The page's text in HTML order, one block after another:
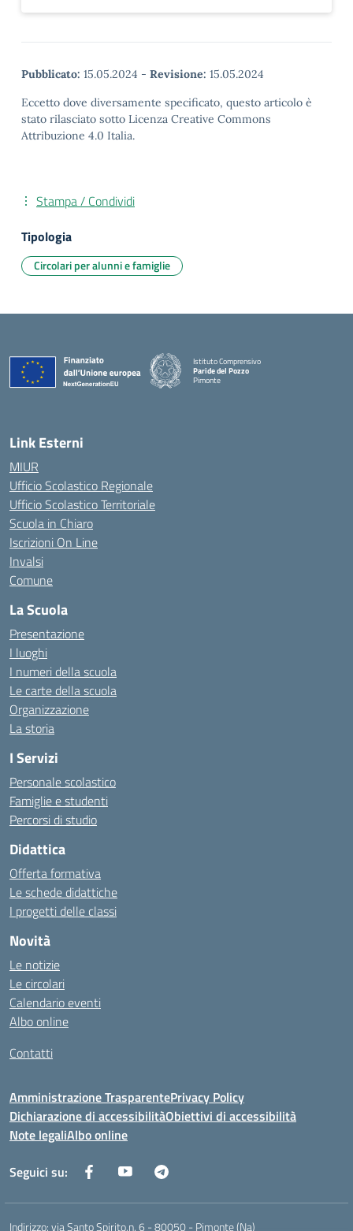
Pubblicato: 15.05.2024 - Revisione: 15.05.2024
Eccetto dove diversamente specificato, questo articolo è
stato rilasciato sotto Licenza Creative Commons
Attribuzione 4.0 Italia.
Stampa / Condividi
Tipologia
Circolari per alunni e famiglie
Istituto Comprensivo
Paride del Pozzo
Pimonte
Link Esterni
MIUR
Ufficio Scolastico Regionale
Ufficio Scolastico Territoriale
Scuola in Chiaro
Iscrizioni On Line
Invalsi
Comune
La Scuola
Presentazione
I luoghi
I numeri della scuola
Le carte della scuola
Organizzazione
La storia
I Servizi
Personale scolastico
Famiglie e studenti
Percorsi di studio
Didattica
Offerta formativa
Le schede didattiche
I progetti delle classi
Novità
Le notizie
Le circolari
Calendario eventi
Albo online
Contatti
Amministrazione TrasparentePrivacy Policy
Dichiarazione di accessibilitàObiettivi di accessibilità
Note legaliAlbo online
Seguici su:
Indirizzo:via Santo Spirito,n. 6 - 80050 - Pimonte (Na)